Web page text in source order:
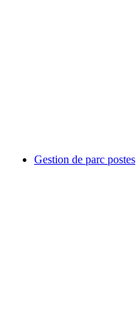
Gestion de parc postes